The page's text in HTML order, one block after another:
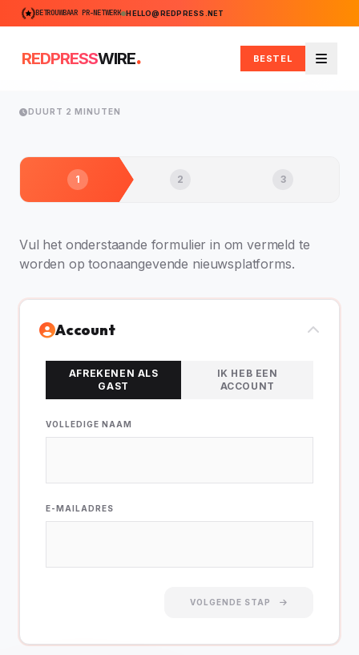
BETROUWBAAR PR-NETWERK HELLO@REDPRESS.NET
REDPRESSWIRE. BESTEL
Menu
DUURT 2 MINUTEN
1 2 3
Vul het onderstaande formulier in om vermeld te
worden op toonaangevende nieuwsplatforms.
Account
AFREKENEN ALS
GAST
IK HEB EEN
ACCOUNT
VOLLEDIGE NAAM
E-MAILADRES
VOLGENDE STAP